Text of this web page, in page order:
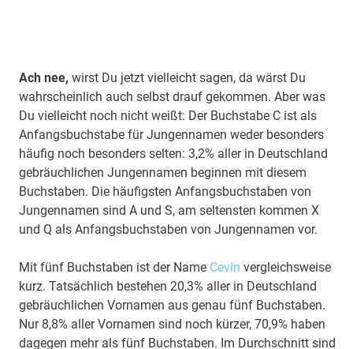
Ach nee, wirst Du jetzt vielleicht sagen, da wärst Du
wahrscheinlich auch selbst drauf gekommen. Aber was
Du vielleicht noch nicht weißt: Der Buchstabe C ist als
Anfangsbuchstabe für Jungennamen weder besonders
häufig noch besonders selten: 3,2% aller in Deutschland
gebräuchlichen Jungennamen beginnen mit diesem
Buchstaben. Die häufigsten Anfangsbuchstaben von
Jungennamen sind A und S, am seltensten kommen X
und Q als Anfangsbuchstaben von Jungennamen vor.
Mit fünf Buchstaben ist der Name Cevin vergleichsweise
kurz. Tatsächlich bestehen 20,3% aller in Deutschland
gebräuchlichen Vornamen aus genau fünf Buchstaben.
Nur 8,8% aller Vornamen sind noch kürzer, 70,9% haben
dagegen mehr als fünf Buchstaben. Im Durchschnitt sind